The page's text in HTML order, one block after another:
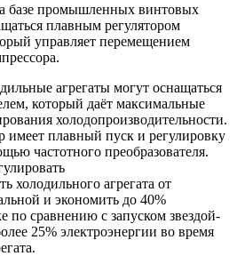
базе промышленных винтовых
плавным регулятором
управляет перемещением
агрегаты могут оснащаться
который даёт максимальные
холодопроизводительности.
имеет плавный пуск и регулировку
частотного преобразователя.
холодильного агрегата от
и экономить до 40%
по сравнению с запуском звездой-
25% электроэнергии во время